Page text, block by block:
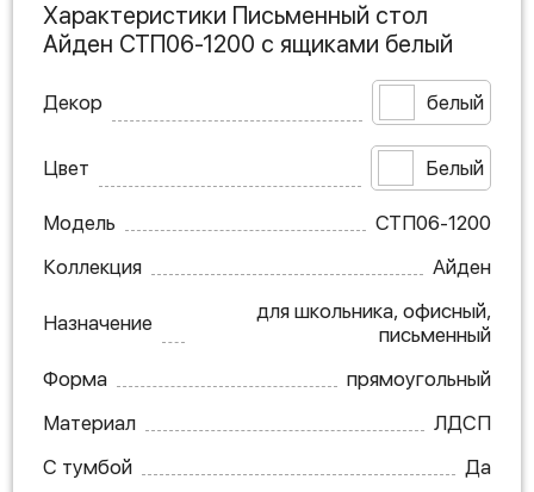
Характеристики Письменный стол
Айден СТП06-1200 с ящиками белый
Декор белый
Цвет Белый
Модель
СТП06-1200
Коллекция
Айден
Назначение
для школьника, офисный,
письменный
Форма
прямоугольный
Материал
ЛДСП
С тумбой
Да